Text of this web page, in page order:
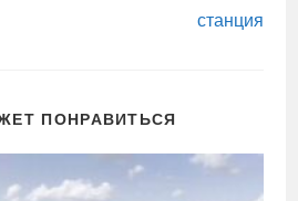
станция
ПОНРАВИТЬСЯ